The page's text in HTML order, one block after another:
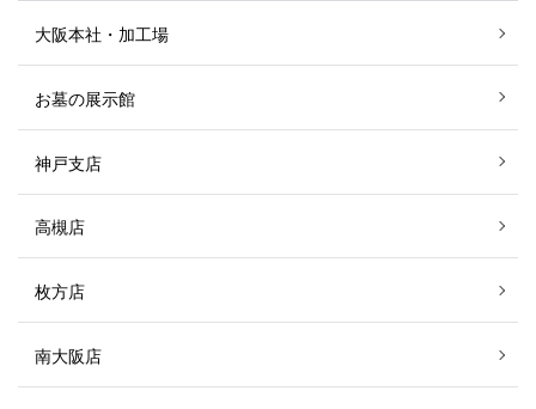
大阪本社・加工場
お墓の展示館
神戸支店
高槻店
枚方店
南大阪店